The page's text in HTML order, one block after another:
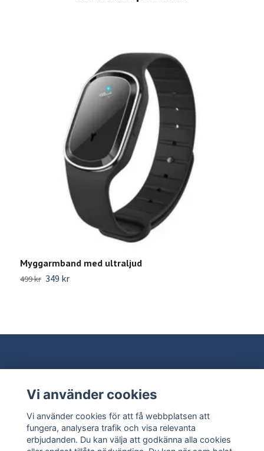
Myggarmband med ultraljud
499 kr 349 kr
Behöver du hjälp?
Läs mer
Vi använder cookies
Vi använder cookies för att få webbplatsen att
fungera, analysera trafik och visa relevanta
erbjudanden. Du kan välja att godkänna alla cookies